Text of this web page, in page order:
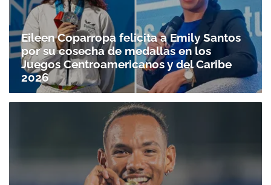
Eileen Coparropa felicita a Emily Santos
por su cosecha de medallas en los
Juegos Centroamericanos y del Caribe
2026